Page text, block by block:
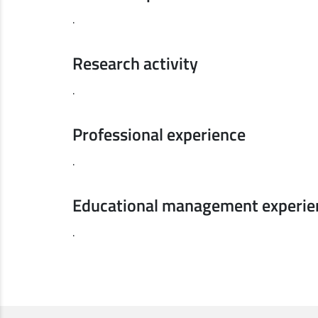
.
Research activity
.
Professional experience
.
Educational management
.